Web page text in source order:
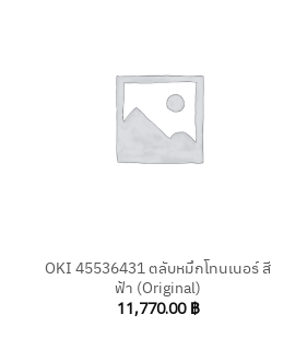
OKI 45536431 ตลับหมึกโทนเนอร์ สี
ฟ้า (Original)
11,770.00 ฿